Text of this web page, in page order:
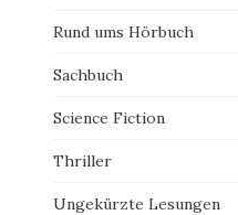
Rund ums Hörbuch
Sachbuch
Science Fiction
Thriller
Ungekürzte Lesungen